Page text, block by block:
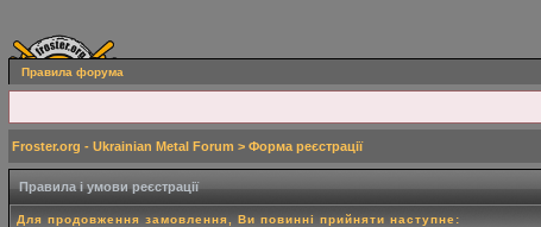
Правила форума
Froster.org - Ukrainian Metal Forum > Форма реєстрації
Правила і умови реєстрації
Для продовження замовлення, Ви повинні прийняти наступне: